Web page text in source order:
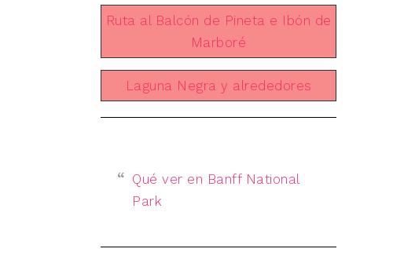
Ruta al Balcón de Pineta e Ibón de
Marboré
Laguna Negra y alrededores
Qué ver en Banff National
Park